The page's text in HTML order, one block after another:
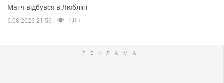
Матч відбувся в Любліні
6.08.2026 21:56 1,8 т.